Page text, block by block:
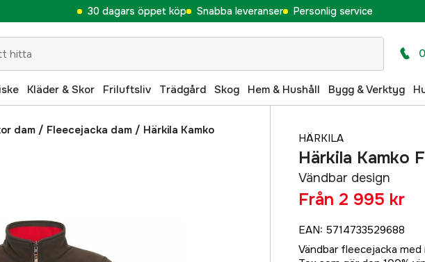
30 dagars öppet köp Snabba leveranser Personlig service
Kläder & Skor Friluftsliv Trädgård Skog Hem & Hushåll Bygg & Verktyg
dam / Fleecejacka dam / Härkila Kamko
HÄRKILA
Härkila Kamko
Vändbar design
Från 2 995 kr
EAN: 5714733529688
Vändbar fleecejacka